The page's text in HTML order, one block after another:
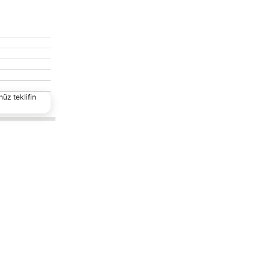
teklifin